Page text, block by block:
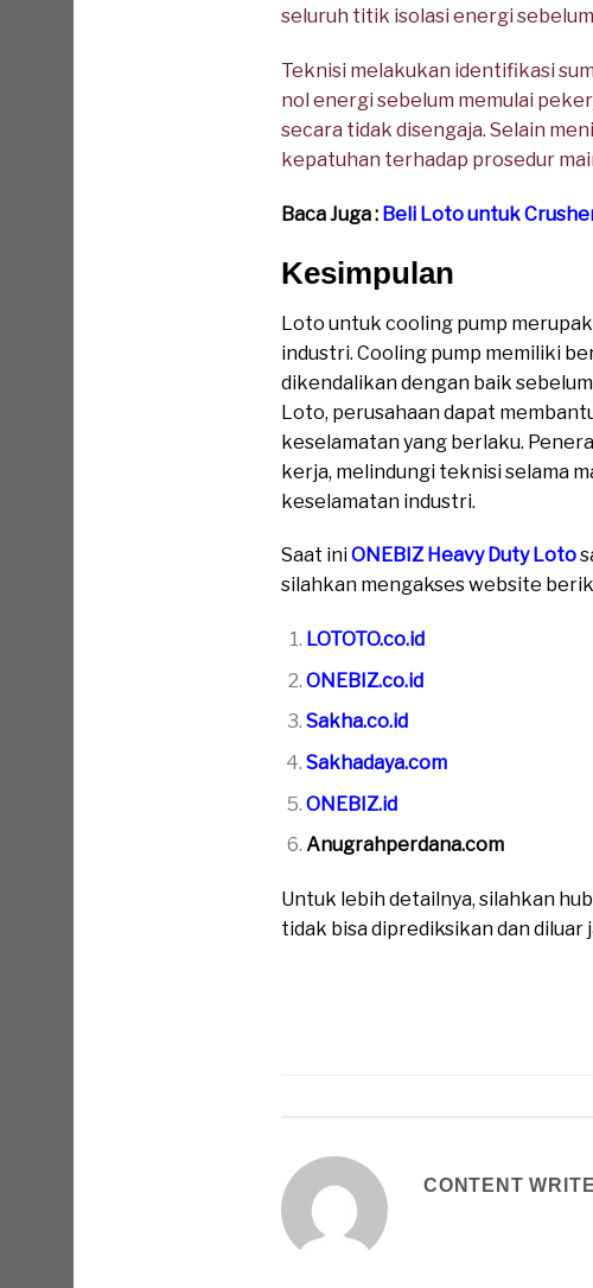
seluruh titik isolasi energi
Teknisi melakukan identifikasi
nol energi sebelum memulai
secara tidak disengaja. Selain
kepatuhan terhadap prosedur
Baca Juga : Beli Loto untuk
Kesimpulan
Loto untuk cooling pump
industri. Cooling pump memiliki
dikendalikan dengan baik
Loto, perusahaan dapat
keselamatan yang berlaku.
kerja, melindungi teknisi selama
keselamatan industri.
Saat iniONEBIZ Heavy Duty Loto
silahkan mengakses website
LOTOTO.co.id
ONEBIZ.co.id
Sakha.co.id
Sakhadaya.com
ONEBIZ.id
Anugrahperdana.com
Untuk lebih detailnya, silahkan
tidak bisa diprediksikan dan diluar
CONTENT